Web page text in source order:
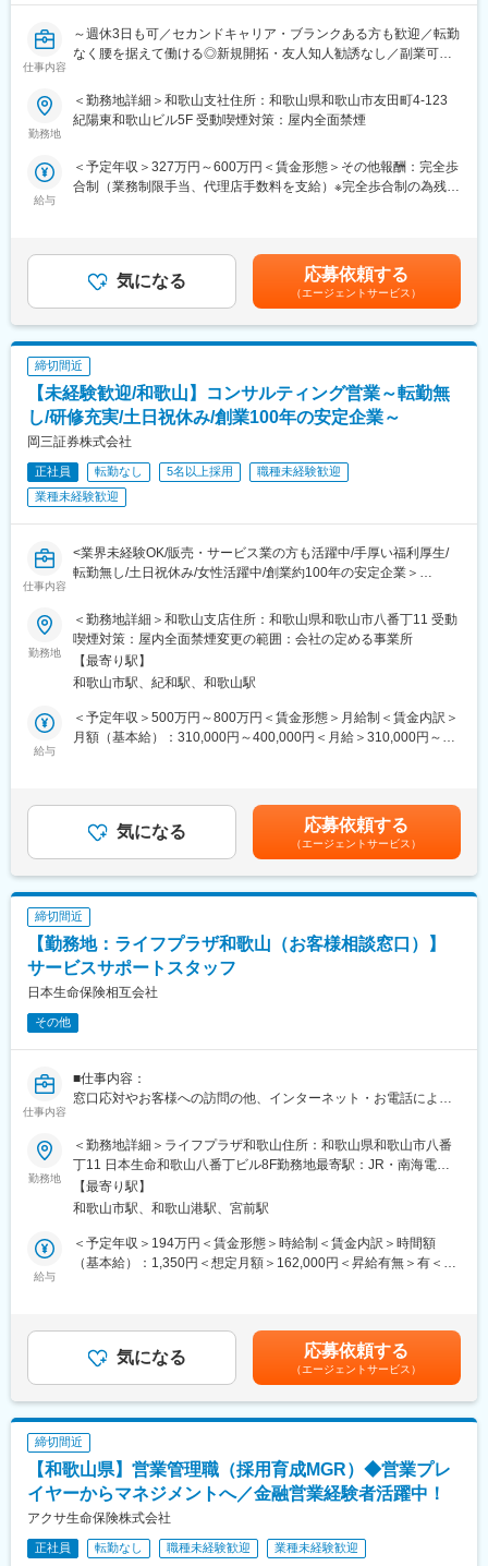
◎プロセスもしっかり評価
お客さまに寄り添った丁寧な対応などプロセス面もしっかり評
■研修制度
入社後は約2か月間の分室研修があり未経験でも安心して就業でき
店舗配属後も最初から一人で接客を行う訳ではなく、店長や先輩
の接客見学、その後店長が同席した上での接客と少しずつステッ
＜業務の流れ＞
（1）ヒアリング
1組当たりのご相談時間は約2時間。加入中の保険の確認や、結
婚・出産・住宅購入・老後などのライフプランなどをじっくり伺
います。
（2）ライフプラン設計・ご提案
独自のシステムで必要な保障を算出。ご相談は複数回にわたるこ
とが多く、次回の来店時の提案内容を店舗の仲間と相談できるの
も安心です。
（3）アフターフォロー
加入したら終わりではなく、保険証券の見方のご案内、ご契約内
容の再確認といったアフターフォローも一貫して担当。
変更の範囲：会社の定める業務
仕事内容
～週休3日も可／セカンドキャリア・ブランクある方も歓迎／転勤
なく腰を据えて働ける◎新規開拓・友人知人勧誘なし／副業可／
◆業務内容
務委託）。
締結後、当社が承認する代理店と共同して保険募集等の代理店業
務を行っていただきます。
お客様は、当社の保険にご契約いただいている方や、保険に興味
を持ってお問い合わせいただいた方が対象です。個々のライフス
タイルに合った最適な保険の提案営業を行ってください。
◆働きやすい環境
業務委託のため、勤務地および就業日・就業時間は自由です。お
客様への提案は、電話や郵送、WEBでの面談も可能なため、自宅
から無理なく営業活動が行えます。
※月1回の研修参加、週1回の所属営業部・支社への活動報告は必
須参加となります。
【スケジュール例】
9時：お客様先へ訪問→10時：お客様先で面談→12時：お昼休み
→14時：自宅に戻り、お客様とWEB面談→16時：業務終了
（1）新規開拓無し
お問合せの受付は共同募集を行う代理店が担当し、契約見直しや
新商品の提案からSPが担当をします。既存のお客様の、保険の見
直しタイミングや、保険に興味をお持ちの方からのお問い合わせ
方へのご案内などはありません。
に時代のニーズに合った多様な商品ラインアップがあり、少額の
ものから手厚い保障のある商品までお客様のライフプランに合っ
た内容が提案できます。
◆教育体制
担当者が一人ひとりに合った内容で研修を行い、商品知識や提案
の仕方、事務手続きなどをお教えしていきます。 こまめにコミュ
ニケーションを取りながら寄り添ってサポートします。ブランク
があってもご安心下さい。
勤務地
＜勤務地詳細＞和歌山支社住所：和歌山県和歌山市友田町4-123
紀陽東和歌山ビル5F 受動喫煙対策：屋内全面禁煙
給与
＜予定年収＞327万円～600万円＜賃金形態＞その他報酬：完全歩
合制（業務制限手当、代理店手数料を支給）※完全歩合制の為残業
業務制限手当（成績連動）を支給 ※最低保証なし・分配後手数
料 2ヵ月目以降業績に応じた分配後手数料（成績連動）を支給■
就業開始時の想定年収：327万円賃金はあくまでも目安の金額で
あり、選考を通じて上下する可能性があります。月給(月額)は固定
手当を含めた表記です。
気になる 応募依頼する
（エージェントサービス）
締切間近
【未経験歓迎/和歌山】コンサルティング営業～転勤無
し/研修充実/土日祝休み/創業100年の安定企業～
岡三証券株式会社
正社員 転勤なし 5名以上採用
職種未経験歓迎
業種未経験歓迎
仕事内容
<業界未経験OK/販売・サービス業の方も活躍中/手厚い福利厚生/
転勤無し/土日祝休み/女性活躍中/創業約100年の安定企業＞
個人および中小企業の法人顧客に対する資産運用のパートナーと
して、最適な金融サービスを提供していただきます。資産形成の
ご提案に留まらず専門部署との連携による事業承継やM&A、不動
産管理など多様なソリューションの提供も行っており、金融の専
門知識を磨くことができます。
■職務詳細：
・個人および法人顧客への資産運用アドバイス
■本業務のやりがい：
・証券というかたちのないものを扱うからこそ、総合的な人間力
や高いレベルの知見が試され、営業として高いスキルを磨くこと
役に立ち、信頼される存在になることが求められます。大きな責
任が求められるからこそ、顧客の期待に応えられた時の喜びやや
りがいが大きい仕事です。
■組織体制：
当社の社員の約3割が中途入社であり、様々なバックグラウンドを
子育てしながら働く社員のさまざまなワークスタイル支援を行っ
ております。定量目標や残業を無くす働き方や就業時間を最大1時
り、ライフステージに合わせて安心して働き続けることが可能で
す。
■研修制度：
入社後は2週間ほど本社（東京都）にて座学研修を行っており、未
その後現場配属となり、メンターのフォローのもとOJT形式で業
務を習得いただきます。
提供しています。リテール分野での強みを発揮し、長年にわたり
個人顧客からの信頼を築いてきました。安定した経営基盤と、常
に進化を続ける企業文化が魅力です。
変更の範囲：会社の定める業務
勤務地
＜勤務地詳細＞和歌山支店住所：和歌山県和歌山市八番丁11 受動
喫煙対策：屋内全面禁煙変更の範囲：会社の定める事業所
【最寄り駅】
和歌山市駅、紀和駅、和歌山駅
給与
＜予定年収＞500万円～800万円＜賃金形態＞月給制＜賃金内訳＞
月額（基本給）：310,000円～400,000円＜月給＞310,000円～
下する可能性があります。月給(月額)は固定手当を含めた表記で
す。
気になる 応募依頼する
（エージェントサービス）
締切間近
【勤務地：ライフプラザ和歌山（お客様相談窓口）】
サービスサポートスタッフ
日本生命保険相互会社
その他
仕事内容
■仕事内容：
窓口応対やお客様への訪問の他、インターネット・お電話による
ビス及び営業
■労働契約補足：
まずはサービスサポートスタッフ(パート職制／３ヵ月毎に契約更
新)として採用します。パート職制を経て、お客様へのコンサルテ
ィングに必要な基礎知識・基礎スキルを習得し勤務良好の場合、
サービスコーディネーター(正職員)への登用※となります。
※本人希望・業務習熟度・勤務実態等に応じて、サービスコーディ
【期間の定め】無
【初任給月額】211,000円
サービスコーディネーター(サービスサポートスタッフ)の採用募集
に際し、当社が応募者の方々より取得した個人情報につきまして
は、当社採用募集に関する業務にのみ使用させていただきます。
ただし、当社に入社された場合は、入社後の雇用管理等にも使用
させていただきます。(なお、入社に至らなかった場合は、当社が
す。)
勤務地
＜勤務地詳細＞ライフプラザ和歌山住所：和歌山県和歌山市八番
丁11 日本生命和歌山八番丁ビル8F勤務地最寄駅：JR・南海電気
鉄道線／和歌山市駅受動喫煙対策：屋内全面禁煙変更の範囲：会
社の定める事業所
【最寄り駅】
和歌山市駅、和歌山港駅、宮前駅
給与
＜予定年収＞194万円＜賃金形態＞時給制＜賃金内訳＞時間額
（基本給）：1,350円＜想定月額＞162,000円＜昇給有無＞有＜残
は、職務内容欄参照。賃金はあくまでも目安の金額であり、選考
を通じて上下する可能性があります。月給(月額)は固定手当を含め
た表記です。
気になる 応募依頼する
（エージェントサービス）
締切間近
【和歌山県】営業管理職（採用育成MGR）◆営業プレ
イヤーからマネジメントへ／金融営業経験者活躍中！
アクサ生命保険株式会社
正社員 転勤なし 職種未経験歓迎 業種未経験歓迎